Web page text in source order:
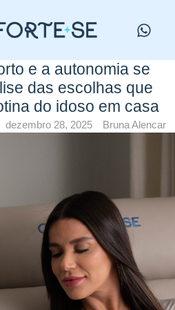
e a autonomia se
das escolhas que
do idoso em casa
dezembro 28, 2025 Bruna Alencar